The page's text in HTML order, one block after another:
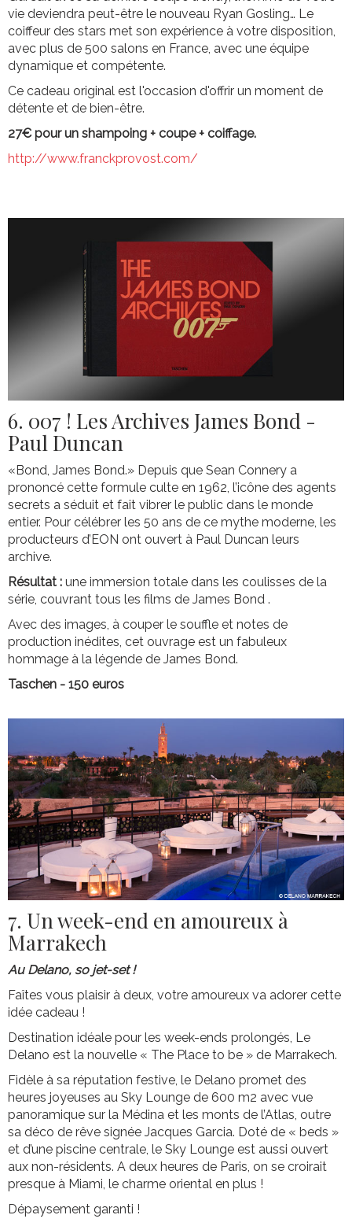
vie deviendra peut-être le nouveau Ryan Gosling… Le
coiffeur des stars met son expérience à votre disposition,
avec plus de 500 salons en France, avec une équipe
dynamique et compétente.
Ce cadeau original est l'occasion d'offrir un moment de
détente et de bien-être.
27€ pour un shampoing + coupe + coiffage.
http://www.franckprovost.com/
6. 007 ! Les Archives James Bond -
Paul Duncan
«Bond, James Bond.» Depuis que Sean Connery a
prononcé cette formule culte en 1962, l’icône des agents
secrets a séduit et fait vibrer le public dans le monde
entier. Pour célébrer les 50 ans de ce mythe moderne, les
producteurs d’EON ont ouvert à Paul Duncan leurs
archive.
Résultat : une immersion totale dans les coulisses de la
série, couvrant tous les films de James Bond .
Avec des images, à couper le souffle et notes de
production inédites, cet ouvrage est un fabuleux
hommage à la légende de James Bond.
Taschen - 150 euros
7. Un week-end en amoureux à
Marrakech
Au Delano, so jet-set !
Faîtes vous plaisir à deux, votre amoureux va adorer cette
idée cadeau !
Destination idéale pour les week-ends prolongés, Le
Delano est la nouvelle « The Place to be » de Marrakech.
Fidèle à sa réputation festive, le Delano promet des
heures joyeuses au Sky Lounge de 600 m2 avec vue
panoramique sur la Médina et les monts de l’Atlas, outre
sa déco de rêve signée Jacques Garcia. Doté de « beds »
et d’une piscine centrale, le Sky Lounge est aussi ouvert
aux non-résidents. A deux heures de Paris, on se croirait
presque à Miami, le charme oriental en plus !
Dépaysement garanti !